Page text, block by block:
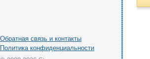
Обратная связь и контакты
Политика конфиденциальности